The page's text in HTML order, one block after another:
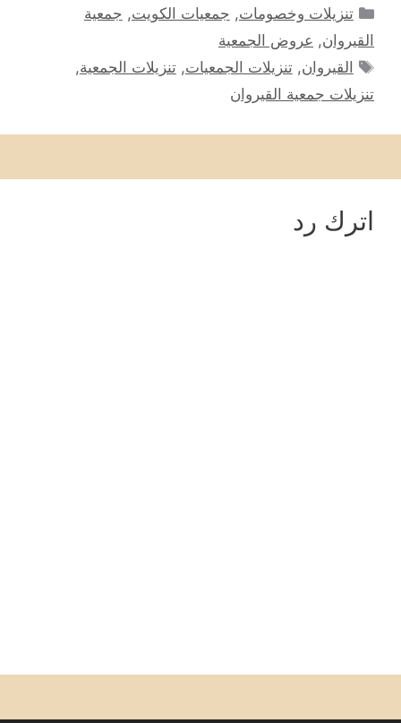
التصنيفات
تنزيلات وخصومات, جمعيات الكويت, جمعية
القيروان, عروض الجمعية
الوسوم
القيروان,تنزيلات الجمعيات,تنزيلات الجمعية,
تنزيلات جمعية القيروان
اترك رد